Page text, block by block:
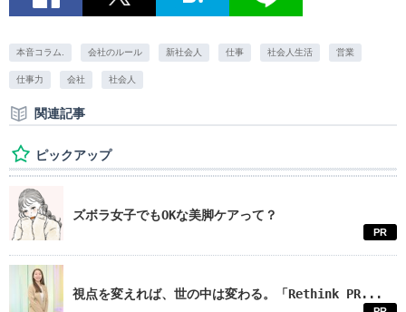
本音コラム. 会社のルール 新社会人 仕事 社会人生活 営業
仕事力 会社 社会人
関連記事
ピックアップ
ズボラ女子でもOKな美脚ケアって？
PR
視点を変えれば、世の中は変わる。「Rethink PR...